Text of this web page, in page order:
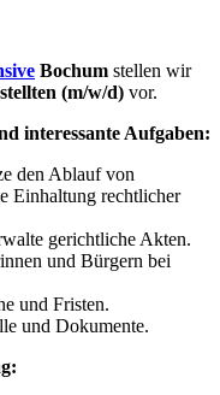
Bochum stellen wir
(m/w/d) vor.
interessante Aufgaben:
den Ablauf von
Einhaltung rechtlicher
gerichtliche Akten.
und Bürgern bei
und Fristen.
und Dokumente.